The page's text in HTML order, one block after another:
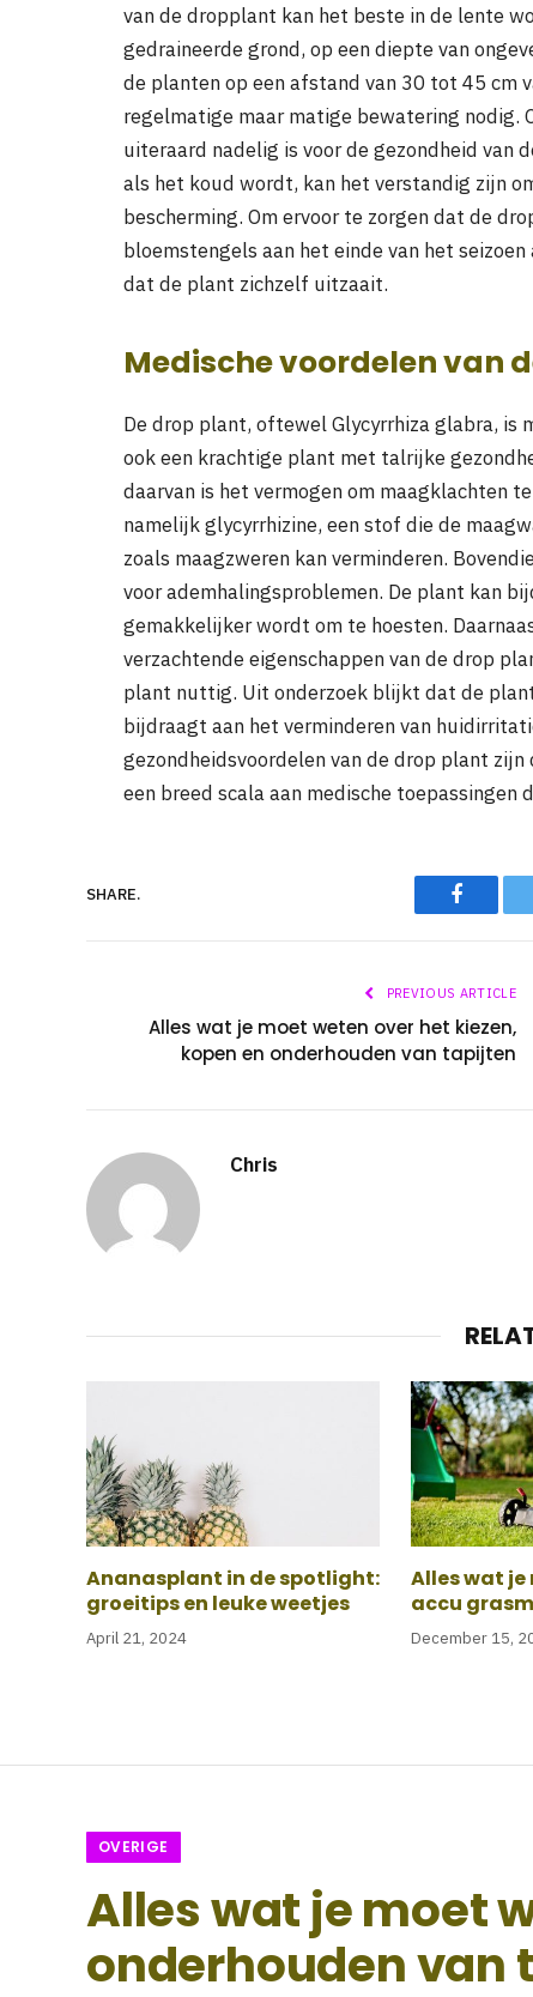
van de dropplant kan het beste in de lente
gedraineerde grond, op een diepte van
de planten op een afstand van 30 tot 45 cm
regelmatige maar matige bewatering
uiteraard nadelig is voor de gezondheid van
als het koud wordt, kan het verstandig zijn
bescherming. Om ervoor te zorgen dat de
bloemstengels aan het einde van het
dat de plant zichzelf uitzaait.
Medische voordelen van
De drop plant, oftewel Glycyrrhiza glabra, is
ook een krachtige plant met talrijke
daarvan is het vermogen om maagklachten
namelijk glycyrrhizine, een stof die de
zoals maagzweren kan verminderen.
voor ademhalingsproblemen. De plant kan
gemakkelijker wordt om te hoesten.
verzachtende eigenschappen van de drop
plant nuttig. Uit onderzoek blijkt dat de
bijdraagt aan het verminderen van
gezondheidsvoordelen van de drop plant
een breed scala aan medische toepassingen
SHARE.
PREVIOUS ARTICLE
Alles wat je moet weten over het kiezen,
kopen en onderhouden van tapijten
Chris
Ananasplant in de spotlight:
groeitips en leuke weetjes
April 21, 2024
Alles wat
accu
December 15,
OVERIGE
Alles wat je moet
onderhouden van